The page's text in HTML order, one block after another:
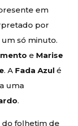
em
por
um só minuto.
e Marise
. A Fada Azul é
uma
.
do folhetim de